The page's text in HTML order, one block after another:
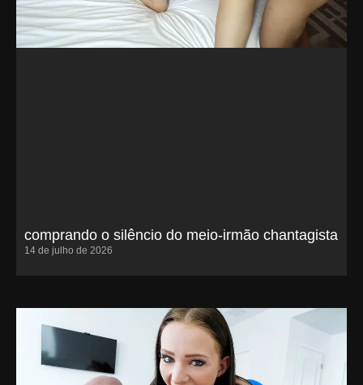
comprando o silêncio do meio-irmão chantagista
14 de julho de 2026